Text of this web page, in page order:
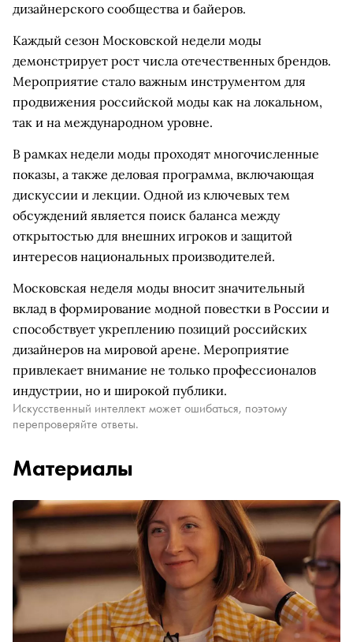
дизайнерского сообщества и байеров.
Каждый сезон Московской недели моды
демонстрирует рост числа отечественных брендов.
Мероприятие стало важным инструментом для
продвижения российской моды как на локальном,
так и на международном уровне.
В рамках недели моды проходят многочисленные
показы, а также деловая программа, включающая
дискуссии и лекции. Одной из ключевых тем
обсуждений является поиск баланса между
открытостью для внешних игроков и защитой
интересов национальных производителей.
Московская неделя моды вносит значительный
вклад в формирование модной повестки в России и
способствует укреплению позиций российских
дизайнеров на мировой арене. Мероприятие
привлекает внимание не только профессионалов
индустрии, но и широкой публики.
Искусственный интеллект может ошибаться, поэтому
перепроверяйте ответы.
Материалы